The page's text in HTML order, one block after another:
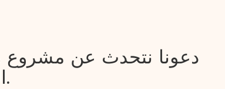
دعونا نتحدث عن مشروع
الخاص بك الآن.